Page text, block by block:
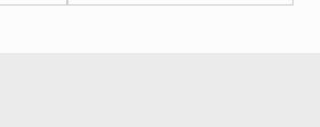
優たち